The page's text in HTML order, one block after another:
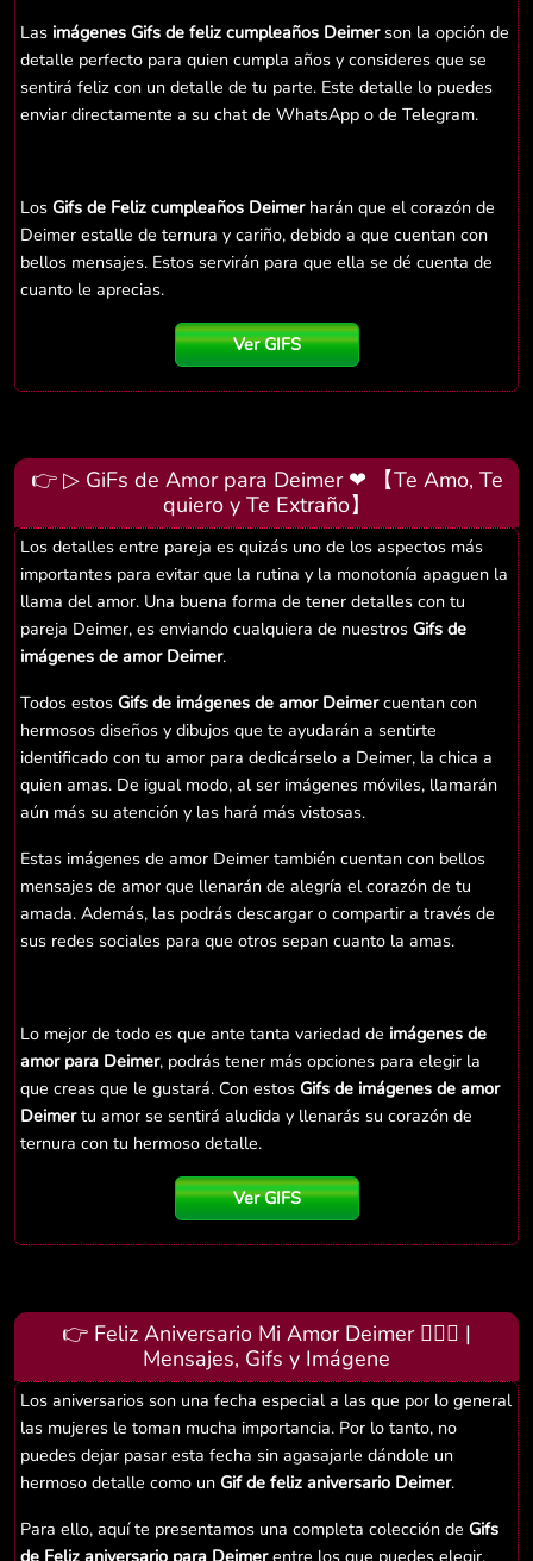
Las imágenes Gifs de feliz cumpleaños Deimerson la opción de
detalle perfecto para quien cumpla años y consideres que se
sentirá feliz con un detalle de tu parte. Este detalle lo puedes
enviar directamente a su chat de WhatsApp o de Telegram.
Los Gifs de Feliz cumpleaños Deimerharán que el corazón de
Deimer estalle de ternura y cariño, debido a que cuentan con
bellos mensajes. Estos servirán para que ella se dé cuenta de
cuanto le aprecias.
Ver GIFS
👉 ▷ GiFs de Amor para Deimer ❤ 【Te Amo, Te
quiero y Te Extraño】
Los detalles entre pareja es quizás uno de los aspectos más
importantes para evitar que la rutina y la monotonía apaguen la
llama del amor. Una buena forma de tener detalles con tu
pareja Deimer, es enviando cualquiera de nuestros Gifs de
imágenes de amor Deimer.
Todos estos Gifs de imágenes de amor Deimercuentan con
hermosos diseños y dibujos que te ayudarán a sentirte
identificado con tu amor para dedicárselo a Deimer, la chica a
quien amas. De igual modo, al ser imágenes móviles, llamarán
aún más su atención y las hará más vistosas.
Estas imágenes de amor Deimer también cuentan con bellos
mensajes de amor que llenarán de alegría el corazón de tu
amada. Además, las podrás descargar o compartir a través de
sus redes sociales para que otros sepan cuanto la amas.
Lo mejor de todo es que ante tanta variedad de imágenes de
amor para Deimer, podrás tener más opciones para elegir la
que creas que le gustará. Con estos Gifs de imágenes de amor
Deimertu amor se sentirá aludida y llenarás su corazón de
ternura con tu hermoso detalle.
Ver GIFS
👉 Feliz Aniversario Mi Amor Deimer 👨‍❤️‍👨 |
Mensajes, Gifs y Imágene
Los aniversarios son una fecha especial a las que por lo general
las mujeres le toman mucha importancia. Por lo tanto, no
puedes dejar pasar esta fecha sin agasajarle dándole un
hermoso detalle como un Gif de feliz aniversario Deimer.
Para ello, aquí te presentamos una completa colección de Gifs